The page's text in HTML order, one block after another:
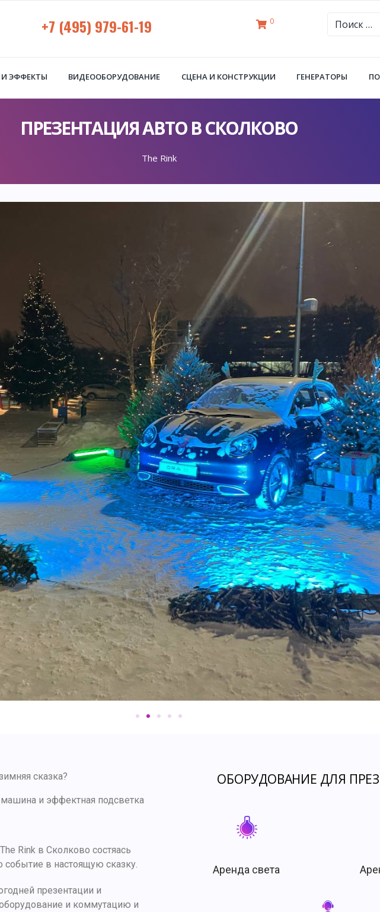
+7 (495) 979-61-19 0
И ЭФФЕКТЫ ВИДЕООБОРУДОВАНИЕ СЦЕНА И КОНСТРУКЦИИ ГЕНЕРАТОРЫ
ПРЕЗЕНТАЦИЯ АВТО В СКОЛКОВО
The Rink
сказка?
и эффектная подсветка
Rink в Сколково состяась
событие в настоящую сказку.
презентации и
и коммутацию и
ОБОРУДОВАНИЕ ДЛЯ
Аренда света